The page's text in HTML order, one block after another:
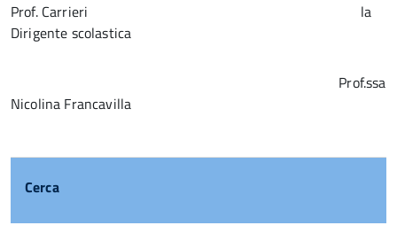
Prof. Carrieri la
Dirigente scolastica
Prof.ssa
Nicolina Francavilla
Cerca